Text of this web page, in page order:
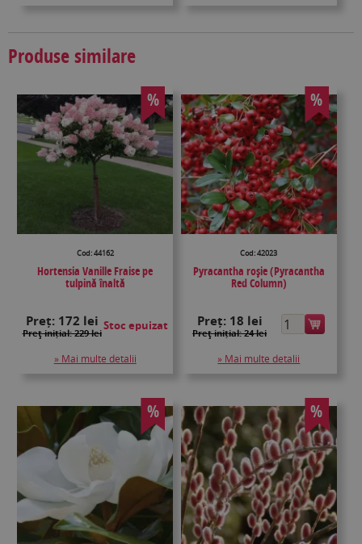
Produse similare
%
Cod: 44162
Hortensia Vanille Fraise pe
tulpină înaltă
Stoc epuizat
Preț: 172 lei
Preţ inițial: 229 lei
» Mai multe detalii
%
Cod: 42023
Pyracantha roşie (Pyracantha
Red Column)
Preț: 18 lei
Preţ inițial: 24 lei
» Mai multe detalii
% %